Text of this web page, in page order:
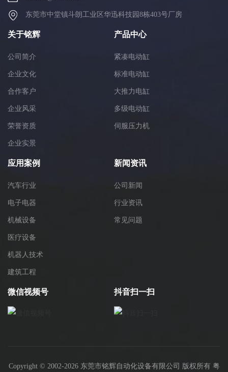
东莞市中堂镇斗朗工业区华迅科技园8栋403号厂房
关于铭辉
公司简介
企业文化
合作客户
企业风采
荣誉资质
企业实景
产品中心
紧凑电动缸
标准电动缸
大推力电缸
多级电动缸
伺服压力机
应用案例
汽车行业
电子电器
机械设备
医疗设备
机器人技术
建筑工程
新闻资讯
公司新闻
行业资讯
常见问题
微信视频号 抖音扫一扫
Copyright © 2002-2026 东莞市铭辉自动化设备有限公司 版权所有 粤